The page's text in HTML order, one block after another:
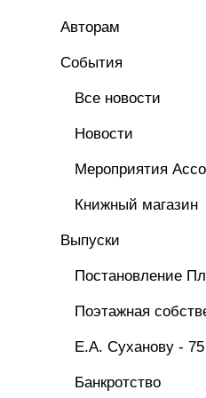
Авторам
Cобытия
Все новости
Новости
Мероприятия
Книжный магазин
Выпуски
Постановление
Поэтажная
Е.А. Суханову - 75
Банкротство